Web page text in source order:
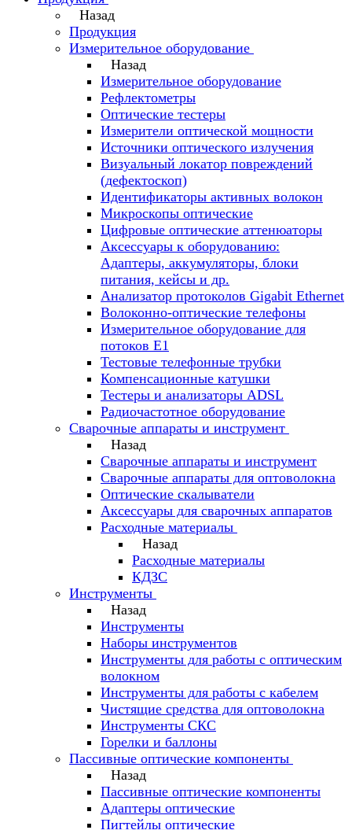
Назад
Продукция
Измерительное оборудование
Назад
Измерительное оборудование
Рефлектометры
Оптические тестеры
Измерители оптической мощности
Источники оптического излучения
Визуальный локатор повреждений
(дефектоскоп)
Идентификаторы активных волокон
Микроскопы оптические
Цифровые оптические аттенюаторы
Аксессуары к оборудованию:
Адаптеры, аккумуляторы, блоки
питания, кейсы и др.
Анализатор протоколов Gigabit Ethernet
Волоконно-оптические телефоны
Измерительное оборудование для
потоков Е1
Тестовые телефонные трубки
Компенсационные катушки
Тестеры и анализаторы ADSL
Радиочастотное оборудование
Сварочные аппараты и инструмент
Назад
Сварочные аппараты и инструмент
Сварочные аппараты для оптоволокна
Оптические скалыватели
Аксессуары для сварочных аппаратов
Расходные материалы
Назад
Расходные материалы
КДЗС
Инструменты
Назад
Инструменты
Наборы инструментов
Инструменты для работы с оптическим
волокном
Инструменты для работы с кабелем
Чистящие средства для оптоволокна
Инструменты СКС
Горелки и баллоны
Пассивные оптические компоненты
Назад
Пассивные оптические компоненты
Адаптеры оптические
Пигтейлы оптические